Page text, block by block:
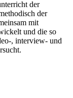
der
der
mit
und die so
, interview- und